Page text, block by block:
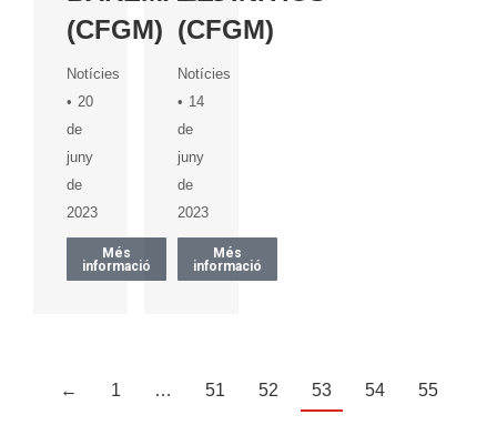
(CFGM)
Notícies
20
de
juny
de
2023
Més
informació
(CFGM)
Notícies
14
de
juny
de
2023
Més
informació
← 1 … 51 52 53 54 55